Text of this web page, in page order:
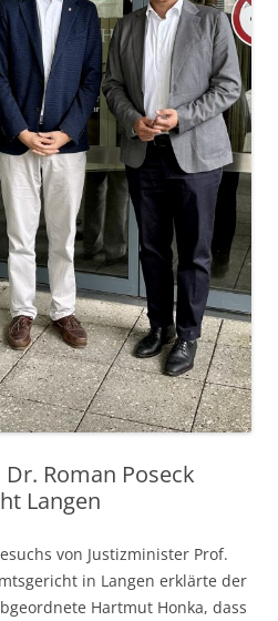
Roman Poseck
Langen
von Justizminister Prof.
in Langen erklärte der
Hartmut Honka, dass